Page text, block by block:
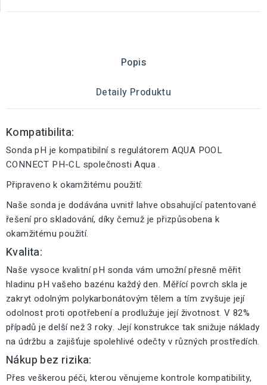
Popis
Detaily Produktu
Kompatibilita:
Sonda pH je kompatibilní s regulátorem AQUA POOL
CONNECT PH-CL společnosti Aqua .
Připraveno k okamžitému použití:
Naše sonda je dodávána uvnitř lahve obsahující patentované
řešení pro skladování, díky čemuž je přizpůsobena k
okamžitému použití.
Kvalita:
Naše vysoce kvalitní pH sonda vám umožní přesně měřit
hladinu pH vašeho bazénu každý den. Měřící povrch skla je
zakryt odolným polykarbonátovým tělem a tím zvyšuje její
odolnost proti opotřebení a prodlužuje její životnost. V 82%
případů je delší než 3 roky. Její konstrukce tak snižuje náklady
na údržbu a zajišťuje spolehlivé odečty v různých prostředích.
Nákup bez rizika:
Přes veškerou péči, kterou věnujeme kontrole kompatibility,